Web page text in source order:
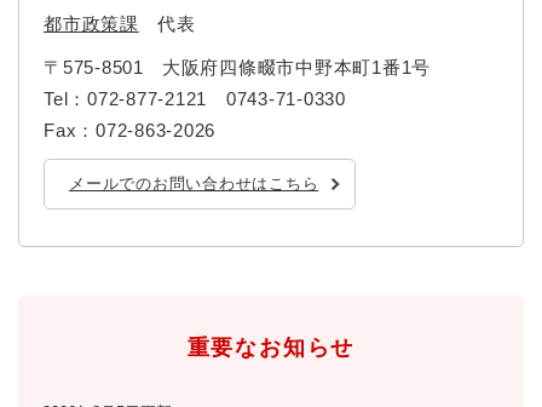
都市政策課 代表
〒575-8501
大阪府四條畷市中野本町1番1号
Tel：072-877-2121 0743-71-0330
Fax：072-863-2026
メールでのお問い合わせはこちら
重要なお知らせ